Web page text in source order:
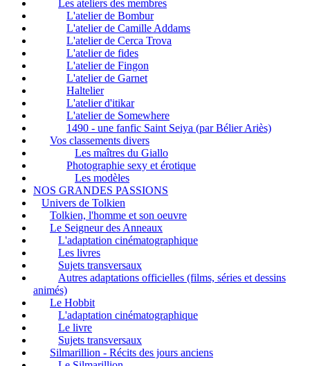
Les ateliers des membres
L'atelier de Bombur
L'atelier de Camille Addams
L'atelier de Cerca Trova
L'atelier de fides
L'atelier de Fingon
L'atelier de Garnet
Haltelier
L'atelier d'itikar
L'atelier de Somewhere
1490 - une fanfic Saint Seiya (par Bélier Ariès)
Vos classements divers
Les maîtres du Giallo
Photographie sexy et érotique
Les modèles
NOS GRANDES PASSIONS
Univers de Tolkien
Tolkien, l'homme et son oeuvre
Le Seigneur des Anneaux
L'adaptation cinématographique
Les livres
Sujets transversaux
Autres adaptations officielles (films, séries et dessins
animés)
Le Hobbit
L'adaptation cinématographique
Le livre
Sujets transversaux
Silmarillion - Récits des jours anciens